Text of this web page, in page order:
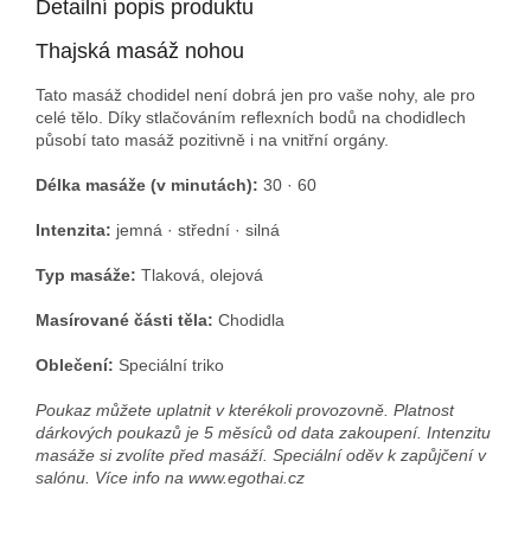
Detailní popis produktu
Thajská masáž nohou
Tato masáž chodidel není dobrá jen pro vaše nohy, ale pro
celé tělo. Díky stlačováním reflexních bodů na chodidlech
působí tato masáž pozitivně i na vnitřní orgány.
Délka masáže (v minutách): 30 · 60
Intenzita: jemná · střední · silná
Typ masáže: Tlaková, olejová
Masírované části těla: Chodidla
Oblečení: Speciální triko
Poukaz můžete uplatnit v kterékoli provozovně. Platnost
dárkových poukazů je 5 měsíců od data zakoupení. Intenzitu
masáže si zvolíte před masáží. Speciální oděv k zapůjčení v
salónu. Více info na www.egothai.cz